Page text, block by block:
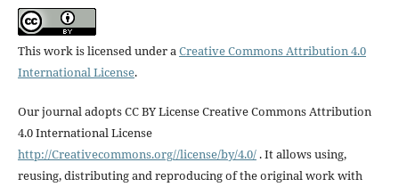
This work is licensed under aCreative Commons Attribution 4.0
International License.
Our journal adopts CC BY License Creative Commons Attribution
4.0 International License
http://Creativecommons.org//license/by/4.0/. It allows using,
reusing, distributing and reproducing of the original work with